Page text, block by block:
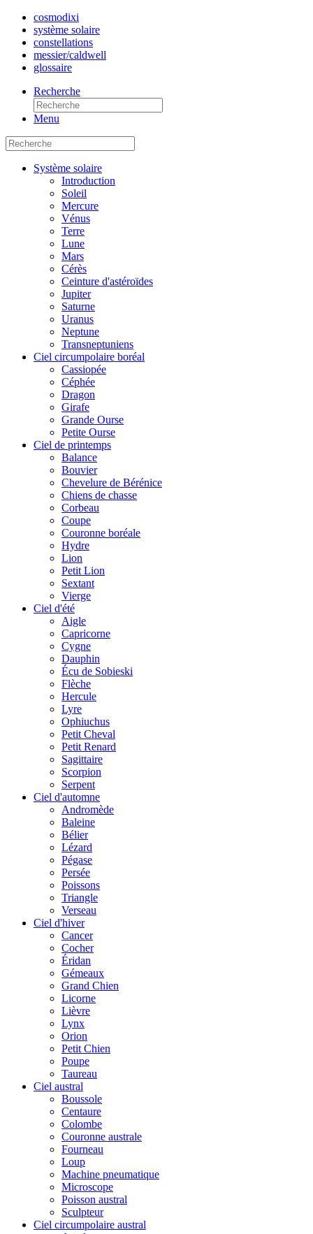
cosmodixi
système solaire
constellations
messier/caldwell
glossaire
Recherche
Menu
Système solaire
Introduction
Soleil
Mercure
Vénus
Terre
Lune
Mars
Cérès
Ceinture d'astéroïdes
Jupiter
Saturne
Uranus
Neptune
Transneptuniens
Ciel circumpolaire boréal
Cassiopée
Céphée
Dragon
Girafe
Grande Ourse
Petite Ourse
Ciel de printemps
Balance
Bouvier
Chevelure de Bérénice
Chiens de chasse
Corbeau
Coupe
Couronne boréale
Hydre
Lion
Petit Lion
Sextant
Vierge
Ciel d'été
Aigle
Capricorne
Cygne
Dauphin
Écu de Sobieski
Flèche
Hercule
Lyre
Ophiuchus
Petit Cheval
Petit Renard
Sagittaire
Scorpion
Serpent
Ciel d'automne
Andromède
Baleine
Bélier
Lézard
Pégase
Persée
Poissons
Triangle
Verseau
Ciel d'hiver
Cancer
Cocher
Éridan
Gémeaux
Grand Chien
Licorne
Lièvre
Lynx
Orion
Petit Chien
Poupe
Taureau
Ciel austral
Boussole
Centaure
Colombe
Couronne australe
Fourneau
Loup
Machine pneumatique
Microscope
Poisson austral
Sculpteur
Ciel circumpolaire austral